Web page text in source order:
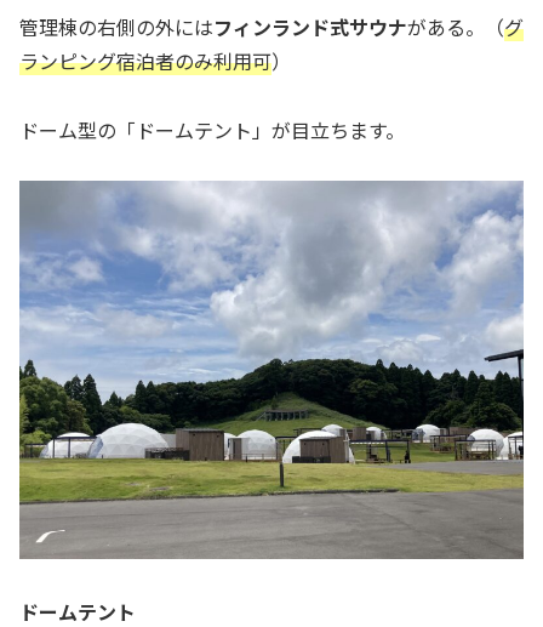
管理棟の右側の外にはフィンランド式サウナがある。（グ
ランピング宿泊者のみ利用可）
ドーム型の「ドームテント」が目立ちます。
ドームテント